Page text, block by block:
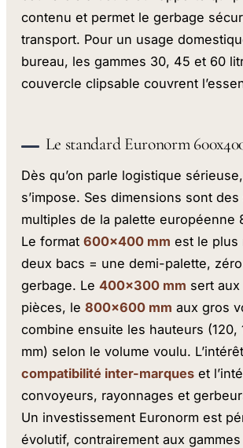
contenu et permet le gerbage
transport. Pour un usage
bureau, les gammes 30, 45 et 60
couvercle clipsable couvrent
Le standard Euronorm
Dès qu’on parle logistique sérieuse,
s’impose. Ses dimensions sont
multiples de la palette européenne
Le format600x400 mm est le plus
deux bacs = une demi-palette,
gerbage. Le400x300 mm sert
pièces, le800x600 mm aux gros
combine ensuite les hauteurs (120,
mm) selon le volume voulu.
compatibilité inter-marques et
convoyeurs, rayonnages et
Un investissement Euronorm est
évolutif, contrairement aux